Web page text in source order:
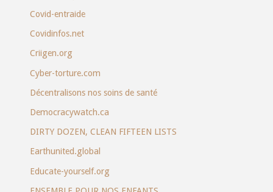
Covid-entraide
Covidinfos.net
Criigen.org
Cyber-torture.com
Décentralisons nos soins de santé
Democracywatch.ca
DIRTY DOZEN, CLEAN FIFTEEN LISTS
Earthunited.global
Educate-yourself.org